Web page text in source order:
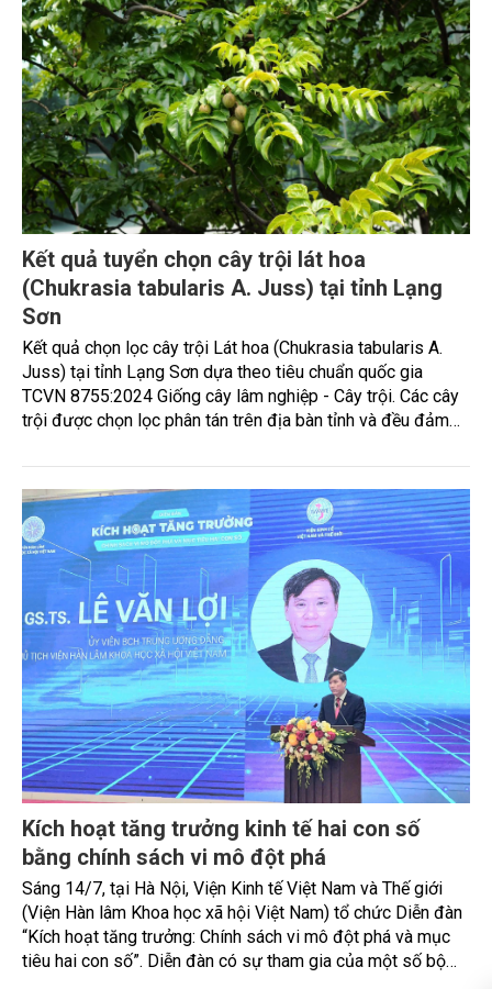
Kết quả tuyển chọn cây trội lát hoa
(Chukrasia tabularis A. Juss) tại tỉnh Lạng
Sơn
Kết quả chọn lọc cây trội Lát hoa (Chukrasia tabularis A.
Juss) tại tỉnh Lạng Sơn dựa theo tiêu chuẩn quốc gia
TCVN 8755:2024 Giống cây lâm nghiệp - Cây trội. Các cây
trội được chọn lọc phân tán trên địa bàn tỉnh và đều đảm
các cây xung quanh, với độ vượt trội về đường kính ngang
ngực vượt từ 25,5% đến 90,7%, chiều cao vút ngọn vượt từ
10,4% - 35,3% và chiều cao dưới cành vượt từ 12,7% đến
112,5%. Những cây này có thân thẳng, tròn đều, cành nhỏ
và sinh trưởng tốt, không bị sâu bệnh, đáp ứng đầy đủ tiêu
chuẩn để làm nguồn giống. Các cây trội Lát hoa này đã
được Chi cục kiểm lâm tỉnh Lạng Sơn công nhận nguồn
giống cây trồng Lâm nghiệp theo Quyết định số 59/QĐ-KL
ngày 03/12/2024. Đây là nguồn giống chất lượng cao, có
khả năng chống chịu sâu bệnh, phục vụ nhân giống, trồng
rừng ở Việt Nam.
Kích hoạt tăng trưởng kinh tế hai con số
bằng chính sách vi mô đột phá
Sáng 14/7, tại Hà Nội, Viện Kinh tế Việt Nam và Thế giới
(Viện Hàn lâm Khoa học xã hội Việt Nam) tổ chức Diễn đàn
“Kích hoạt tăng trưởng: Chính sách vi mô đột phá và mục
tiêu hai con số”. Diễn đàn có sự tham gia của một số bộ